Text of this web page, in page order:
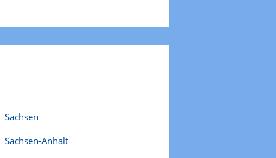
Sachsen
Sachsen-Anhalt